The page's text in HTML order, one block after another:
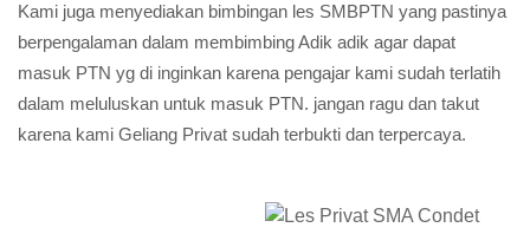
Kami juga menyediakan bimbingan les SMBPTN yang pastinya
berpengalaman dalam membimbing Adik adik agar dapat
masuk PTN yg di inginkan karena pengajar kami sudah terlatih
dalam meluluskan untuk masuk PTN. jangan ragu dan takut
karena kami Geliang Privat sudah terbukti dan terpercaya.